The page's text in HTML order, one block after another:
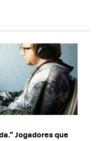
Jogadores que